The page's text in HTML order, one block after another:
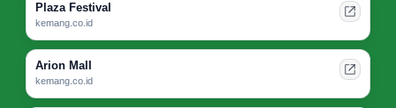
Plaza Festival
kemang.co.id
Arion Mall
kemang.co.id